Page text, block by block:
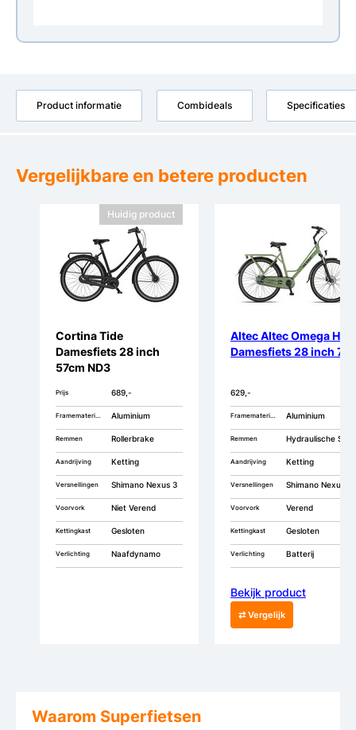
Product informatie Combideals Specificaties
Vergelijkbare en betere producten
Huidig product
Cortina Tide
Damesfiets 28 inch
57cm ND3
Prijs 689,-
Aluminium
Remmen Rollerbrake
Aandrijving Ketting
Versnellingen Shimano Nexus 3
Voorvork Niet Verend
Kettingkast Gesloten
Verlichting Naafdynamo
Altec Altec Omega HYD
Damesfiets 28 inch 7v
629,-
Aluminium
Remmen Hydraulische Schijfremmen
Aandrijving Ketting
Versnellingen Shimano Nexus 7
Voorvork Verend
Kettingkast Gesloten
Verlichting Batterij
Bekijk product
⇄ Vergelijk
Waarom Superfietsen